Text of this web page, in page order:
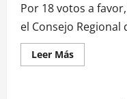
Por 18 votos a
el Consejo Regional
Leer Más